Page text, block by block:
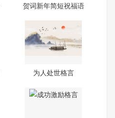
贺词新年简短祝福语
为人处世格言